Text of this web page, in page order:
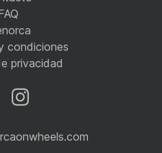
condiciones
privacidad